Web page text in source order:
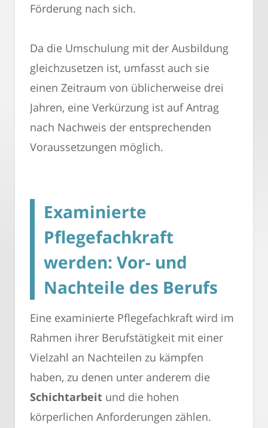
Förderung nach sich.
Da die Umschulung mit der Ausbildung
gleichzusetzen ist, umfasst auch sie
einen Zeitraum von üblicherweise drei
Jahren, eine Verkürzung ist auf Antrag
nach Nachweis der entsprechenden
Voraussetzungen möglich.
Examinierte
Pflegefachkraft
werden: Vor- und
Nachteile des Berufs
Eine examinierte Pflegefachkraft wird im
Rahmen ihrer Berufstätigkeit mit einer
Vielzahl an Nachteilen zu kämpfen
haben, zu denen unter anderem die
Schichtarbeit und die hohen
körperlichen Anforderungen zählen.